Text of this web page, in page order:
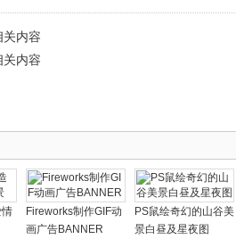
关内容
关内容
Fireworks制作GIF动
画广告BANNER
PS鼠绘奇幻的山谷美
景白昼及星夜图